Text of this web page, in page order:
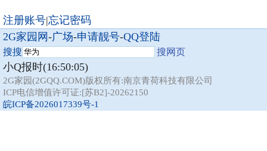
注册账号|忘记密码
2G家园网-广场-申请靓号-QQ登陆
搜搜 搜网页
小Q报时(16:50:05)
2G家园(2GQQ.COM)版权所有:南京青荷科技有限公司
ICP电信增值许可证:[苏B2]-20262150
皖ICP备2026017339号-1